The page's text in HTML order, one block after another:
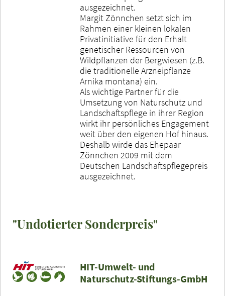
ausgezeichnet.
Margit Zönnchen setzt sich im
Rahmen einer kleinen lokalen
Privatinitiative für den Erhalt
genetischer Ressourcen von
Wildpflanzen der Bergwiesen (z.B.
die traditionelle Arzneipflanze
Arnika montana) ein.
Als wichtige Partner für die
Umsetzung von Naturschutz und
Landschaftspflege in ihrer Region
wirkt ihr persönliches Engagement
weit über den eigenen Hof hinaus.
Deshalb wirde das Ehepaar
Zönnchen 2009 mit dem
Deutschen Landschaftspflegepreis
ausgezeichnet.
"Undotierter Sonderpreis"
HIT-Umwelt- und
Naturschutz-Stiftungs-GmbH